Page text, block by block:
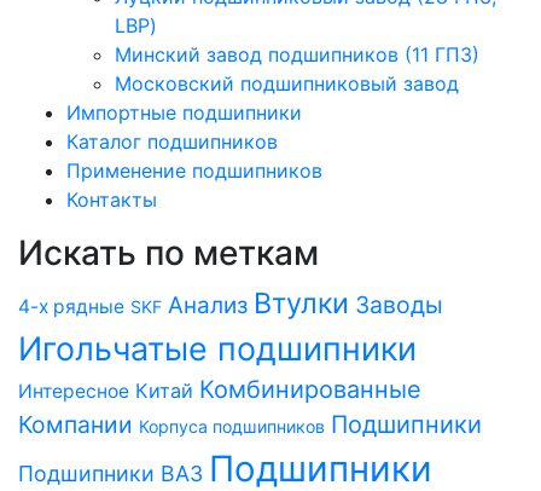
LBP)
Минский завод подшипников (11 ГПЗ)
Московский подшипниковый завод
Импортные подшипники
Каталог подшипников
Применение подшипников
Контакты
Искать по меткам
4-х рядные SKF Анализ Втулки Заводы
Игольчатые подшипники
Интересное Китай Комбинированные
Компании Корпуса подшипников Подшипники
Подшипники ВАЗ Подшипники